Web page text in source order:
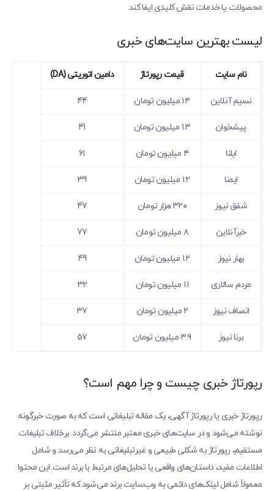
محصولات یا خدمات نقش کلیدی ایفا کند.
لیست بهترین سایت‎‌های خبری
نام سایت قیمت رپورتاژ دامین اتوریتی (DA)
نسیم آنلاین ۱.۴ میلیون تومان 44
پیشخوان ۱.۳ میلیون تومان 41
ایلنا ۴ میلیون تومان 61
ایمنا ۱.۲ میلیون تومان 39
شفق نیوز ۳۲۰ هزار تومان 47
خبرآنلاین ۸ میلیون تومان 77
بهار نیوز ۱.۲ میلیون تومان 49
مردم سالاری ۱.۱ میلیون تومان 32
انصاف نیوز ۲ میلیون تومان 37
برنا نیوز ۳.۹ میلیون تومان 57
رپورتاژ خبری چیست و چرا مهم است؟
رپورتاژ خبری یا رپورتاژ آگهی، یک مقاله تبلیغاتی است که به صورت خبرگونه
نوشته می‌شود و در سایت‌های خبری معتبر منتشر می‌گردد. برخلاف تبلیغات
مستقیم، رپورتاژ به شکلی طبیعی و غیرتبلیغاتی به نظر می‌رسد و شامل
اطلاعات مفید، داستان‌های واقعی یا تحلیل‌های مرتبط با برند است. این محتوا
معمولاً شامل لینک‌های دائمی به وب‌سایت برند می‌شود که تأثیر مثبتی بر